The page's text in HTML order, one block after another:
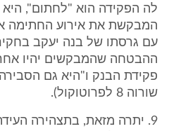
לה הפקידה הוא "לחתום",
המבקשת את אירוע החתימה
עם גרסתו של בנה יעקב
ההבטחה שהמבקשים יהיו
שורוה 8 לפרוטוקול).
9. יתרה מזאת, בתצהירה